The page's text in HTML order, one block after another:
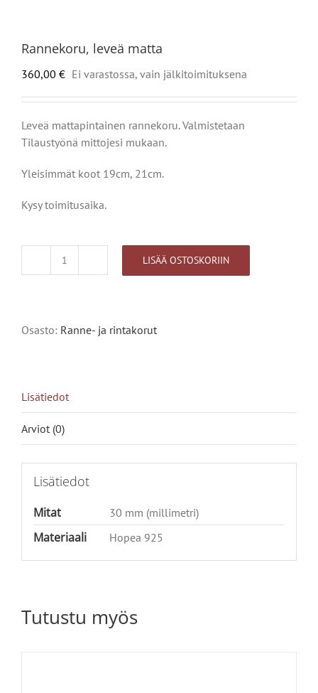
Rannekoru, leveä matta
360,00 € Ei varastossa, vain jälkitoimituksena
Leveä mattapintainen rannekoru. Valmistetaan
Tilaustyönä mittojesi mukaan.
Yleisimmät koot 19cm, 21cm.
Kysy toimitusaika.
Rannekoru,
LISÄÄ OSTOSKORIIN
Osasto: Ranne- ja rintakorut
Lisätiedot
Arviot (0)
Lisätiedot
Mitat 30 mm (millimetri)
Materiaali Hopea 925
Tutustu myös